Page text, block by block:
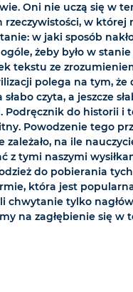
Oni nie uczą się w
rzeczywistości, w której
w jaki sposób
żeby było w
tekstu ze
polega na tym, że
słabo czyta, a jeszcze
Podręcznik do historii i
Powodzenie tego
zależało, na ile
z tymi naszymi
do pobierania
która jest
chwytanie tylko
na zagłębienie się w